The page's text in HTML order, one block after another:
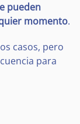
pueden
momento.
casos, pero
para